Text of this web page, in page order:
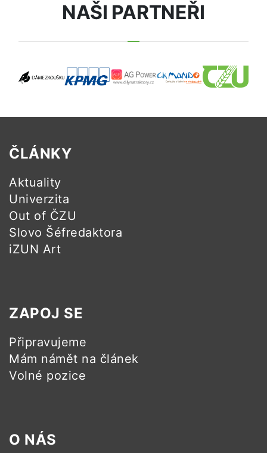
NAŠI PARTNEŘI
ČLÁNKY
Aktuality
Univerzita
Out of ČZU
Slovo Šéfredaktora
iZUN Art
ZAPOJ SE
Připravujeme
Mám námět na článek
Volné pozice
O NÁS